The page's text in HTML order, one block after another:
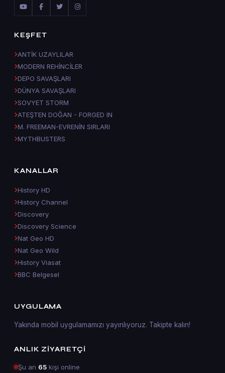
KEŞFET
ANTİK UZAYLILAR
MODERN REHİNCİLER
DEPO SAVAŞLARI
DÜNYA SAVAŞLARI
SOVYET STORM
ATEŞTEN DOĞAN - FORGED IN
M. FREEMAN-EVRENİN SIRLARI
MYTHBUSTERS
KANALLAR
History HD
History Channel
Discovery
Discovery Science
Nat Geo HD
Nat Geo Wild
History Viasat
BBC Belgesel
UYGULAMA
Yakında mobil uygulamamızı yayınlıyoruz. Takipte kalın!
ANLIK ZIYARETÇI
Şu an 65 kişi online